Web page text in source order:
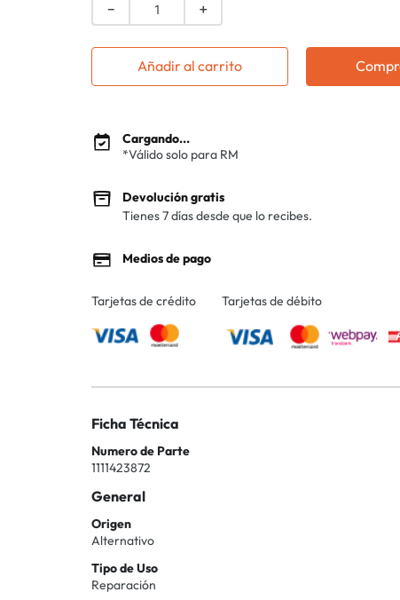
＋
－
Añadir al carrito
Cargando...
*Válido solo para RM
Devolución gratis
Tienes 7 días desde que lo recibes.
Medios de pago
Tarjetas de crédito Tarjetas de débito
Ficha Técnica
Numero de Parte
1111423872
General
Origen
Alternativo
Tipo de Uso
Reparación